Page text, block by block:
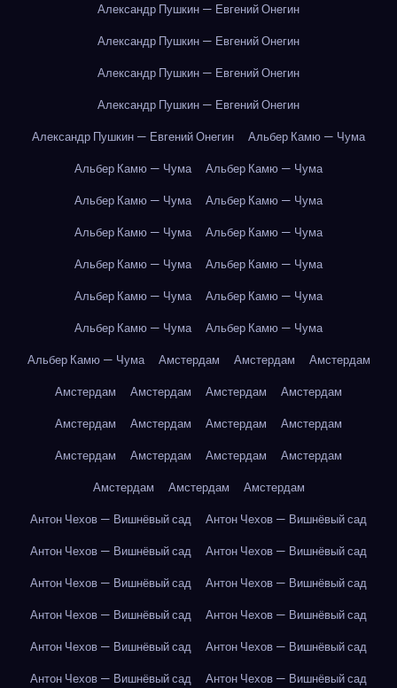
Александр Пушкин — Евгений Онегин
Александр Пушкин — Евгений Онегин
Александр Пушкин — Евгений Онегин
Александр Пушкин — Евгений Онегин
Александр Пушкин — Евгений Онегин
Альбер Камю — Чума
Альбер Камю — Чума
Альбер Камю — Чума
Альбер Камю — Чума
Альбер Камю — Чума
Альбер Камю — Чума
Альбер Камю — Чума
Альбер Камю — Чума
Альбер Камю — Чума
Альбер Камю — Чума
Альбер Камю — Чума
Альбер Камю — Чума
Альбер Камю — Чума
Альбер Камю — Чума
Амстердам Амстердам
Амстердам
Амстердам
Амстердам Амстердам
Амстердам
Амстердам
Амстердам Амстердам
Амстердам
Амстердам
Амстердам Амстердам
Амстердам
Амстердам
Амстердам
Амстердам
Антон Чехов — Вишнёвый сад
Антон Чехов — Вишнёвый сад
Антон Чехов — Вишнёвый сад
Антон Чехов — Вишнёвый сад
Антон Чехов — Вишнёвый сад
Антон Чехов — Вишнёвый сад
Антон Чехов — Вишнёвый сад
Антон Чехов — Вишнёвый сад
Антон Чехов — Вишнёвый сад
Антон Чехов — Вишнёвый сад
Антон Чехов — Вишнёвый сад
Антон Чехов — Вишнёвый сад